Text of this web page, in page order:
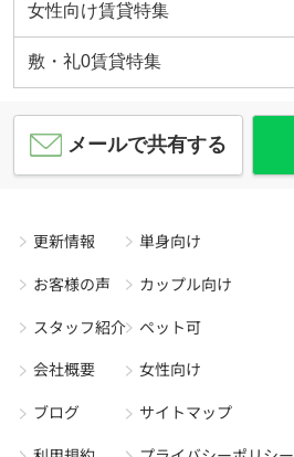
女性向け賃貸特集
敷・礼0賃貸特集
メールで共有する
更新情報
お客様の声
スタッフ紹介
会社概要
ブログ
単身向け
カップル向け
ペット可
女性向け
サイトマップ